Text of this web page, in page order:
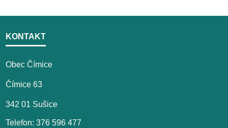
KONTAKT
Obec Čímice
Čímice 63
342 01 Sušice
Telefon: 376 596 477